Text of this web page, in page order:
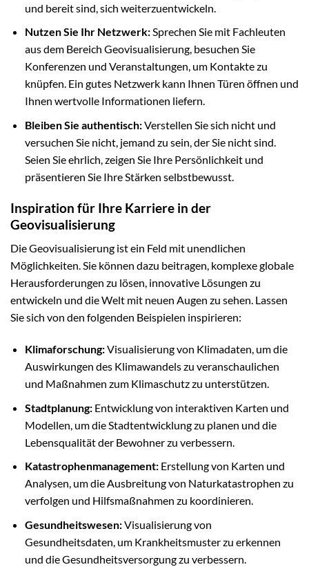
und bereit sind, sich weiterzuentwickeln.
Nutzen Sie Ihr Netzwerk:Sprechen Sie mit Fachleuten
aus dem Bereich Geovisualisierung, besuchen Sie
Konferenzen und Veranstaltungen, um Kontakte zu
knüpfen. Ein gutes Netzwerk kann Ihnen Türen öffnen und
Ihnen wertvolle Informationen liefern.
Bleiben Sie authentisch:Verstellen Sie sich nicht und
versuchen Sie nicht, jemand zu sein, der Sie nicht sind.
Seien Sie ehrlich, zeigen Sie Ihre Persönlichkeit und
präsentieren Sie Ihre Stärken selbstbewusst.
Inspiration für Ihre Karriere in der
Geovisualisierung
Die Geovisualisierung ist ein Feld mit unendlichen
Möglichkeiten. Sie können dazu beitragen, komplexe globale
Herausforderungen zu lösen, innovative Lösungen zu
entwickeln und die Welt mit neuen Augen zu sehen. Lassen
Sie sich von den folgenden Beispielen inspirieren:
Klimaforschung:Visualisierung von Klimadaten, um die
Auswirkungen des Klimawandels zu veranschaulichen
und Maßnahmen zum Klimaschutz zu unterstützen.
Stadtplanung:Entwicklung von interaktiven Karten und
Modellen, um die Stadtentwicklung zu planen und die
Lebensqualität der Bewohner zu verbessern.
Katastrophenmanagement:Erstellung von Karten und
Analysen, um die Ausbreitung von Naturkatastrophen zu
verfolgen und Hilfsmaßnahmen zu koordinieren.
Gesundheitswesen:Visualisierung von
Gesundheitsdaten, um Krankheitsmuster zu erkennen
und die Gesundheitsversorgung zu verbessern.